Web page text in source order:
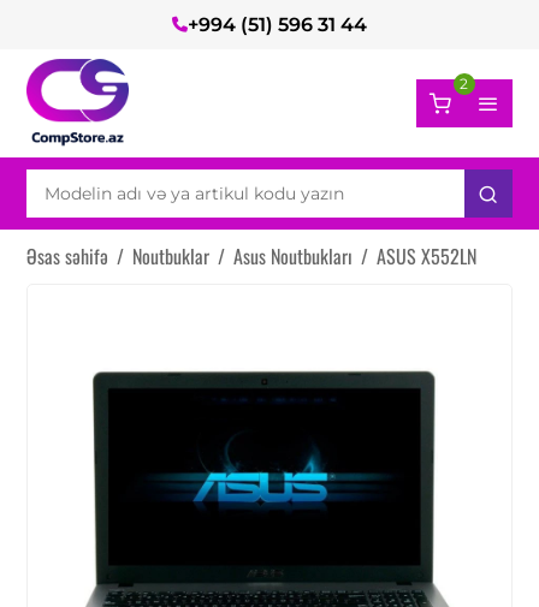
+994 (51) 596 31 44
2
Əsas səhifə / Noutbuklar / Asus Noutbukları / ASUS X552LN